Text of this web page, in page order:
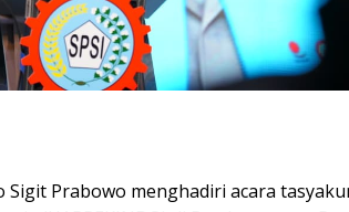
Sigit Prabowo menghadiri acara